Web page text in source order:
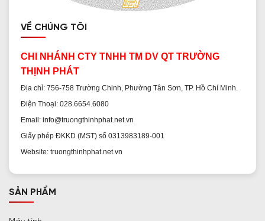
VỀ CHÚNG TÔI
CHI NHÁNH CTY TNHH TM DV QT TRƯỜNG
THỊNH PHÁT
Địa chỉ: 756-758 Trường Chinh, Phường Tân Sơn, TP. Hồ Chí Minh.
Điện Thoại: 028.6654.6080
Email: info@truongthinhphat.net.vn
Giấy phép ĐKKD (MST) số 0313983189-001
Website: truongthinhphat.net.vn
SẢN PHẨM